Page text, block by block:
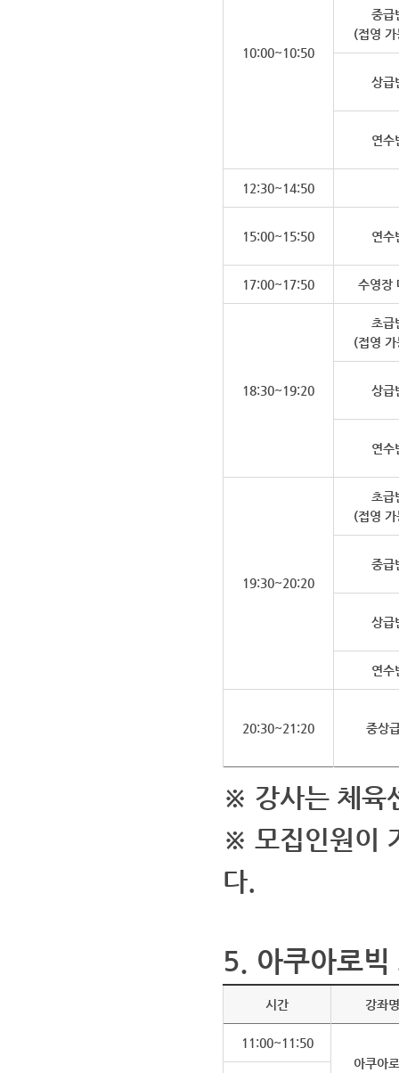
10:00~10:50
중급
(접영
상급
연수
12:30~14:50
15:00~15:50 연수
17:00~17:50 수영장
18:30~19:20
초급
(접영
상급
연수
19:30~20:20
초급
(접영
중급
상급
연수
20:30~21:20 중상
※ 강사는 체육
※ 모집인원이
다.
5. 아쿠아로
시간 강좌명
11:00~11:50
아쿠아